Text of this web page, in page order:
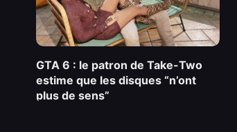
GTA 6 : le patron de Take-Two
estime que les disques “n’ont
plus de sens”